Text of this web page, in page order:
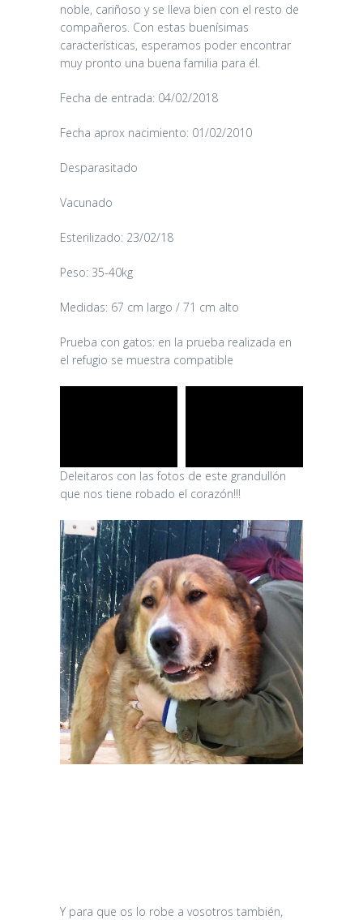
noble, cariñoso y se lleva bien con el resto de
compañeros. Con estas buenísimas
características, esperamos poder encontrar
muy pronto una buena familia para él.
Fecha de entrada: 04/02/2018
Fecha aprox nacimiento: 01/02/2010
Desparasitado
Vacunado
Esterilizado: 23/02/18
Peso: 35-40kg
Medidas: 67 cm largo / 71 cm alto
Prueba con gatos: en la prueba realizada en
el refugio se muestra compatible
Deleitaros con las fotos de este grandullón
que nos tiene robado el corazón!!!
Y para que os lo robe a vosotros también,